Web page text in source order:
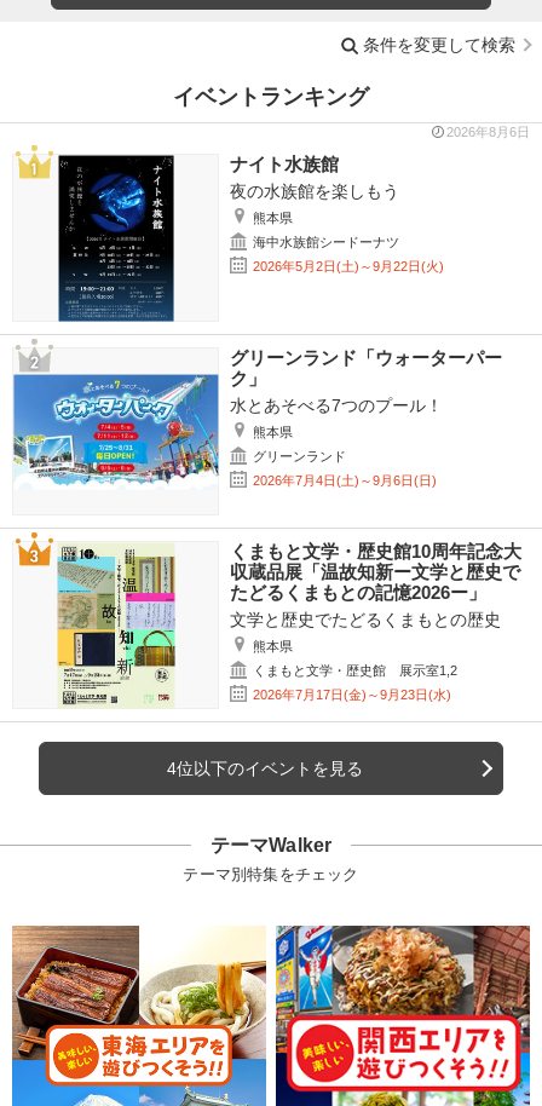
条件を変更して検索
イベントランキング
2026年8月6日
ナイト水族館
夜の水族館を楽しもう
熊本県
海中水族館シードーナツ
2026年5月2日(土)～9月22日(火)
グリーンランド「ウォーターパー
ク」
水とあそべる7つのプール！
熊本県
グリーンランド
2026年7月4日(土)～9月6日(日)
くまもと文学・歴史館10周年記念大
収蔵品展「温故知新ー文学と歴史で
たどるくまもとの記憶2026ー」
文学と歴史でたどるくまもとの歴史
熊本県
くまもと文学・歴史館 展示室1,2
2026年7月17日(金)～9月23日(水)
4位以下のイベントを見る
テーマWalker
テーマ別特集をチェック